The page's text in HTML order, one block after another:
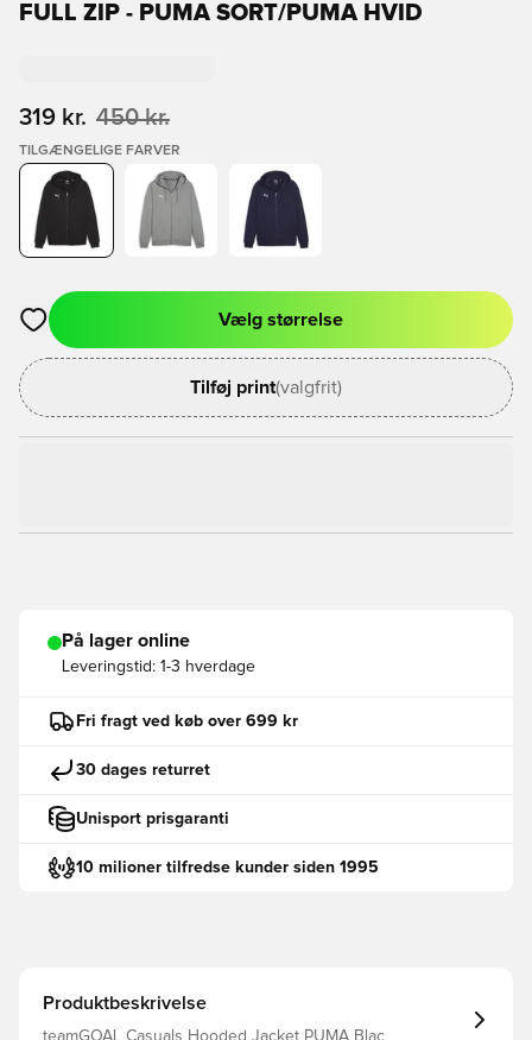
FULL ZIP - PUMA SORT/PUMA HVID
319 kr. 450 kr.
TILGÆNGELIGE FARVER
Åbner en Modal til at logge ind eller tilmelde dig som medlem
Vælg størrelse
Tilføj print(valgfrit)
På lager online
Leveringstid: 1-3 hverdage
Fri fragt ved køb over 699 kr
30 dages returret
Unisport prisgaranti
10 milioner tilfredse kunder siden 1995
Produktbeskrivelse
teamGOAL Casuals Hooded Jacket PUMA Blac